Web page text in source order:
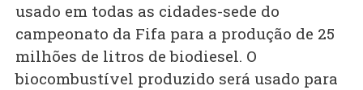
usado em todas as cidades-sede do
campeonato da Fifa para a produção de 25
milhões de litros de biodiesel. O
biocombustível produzido será usado para